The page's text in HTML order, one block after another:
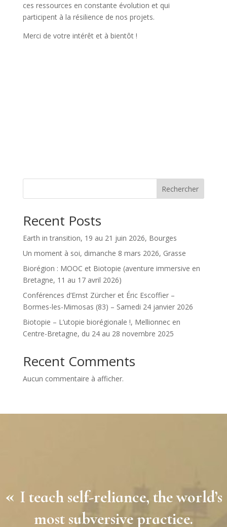
ces ressources en constante évolution et qui
participent à la résilience de nos projets.
Merci de votre intérêt et à bientôt !
Rechercher
Recent Posts
Earth in transition, 19 au 21 juin 2026, Bourges
Un moment à soi, dimanche 8 mars 2026, Grasse
Biorégion : MOOC et Biotopie (aventure immersive en
Bretagne, 11 au 17 avril 2026)
Conférences d’Ernst Zürcher et Éric Escoffier –
Bormes-les-Mimosas (83) – Samedi 24 janvier 2026
Biotopie – L’utopie biorégionale !, Mellionnec en
Centre-Bretagne, du 24 au 28 novembre 2025
Recent Comments
Aucun commentaire à afficher.
« I teach self-reliance, the world’s
most subversive practice.